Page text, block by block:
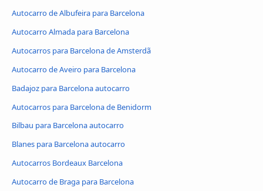
Autocarro de Albufeira para Barcelona
Autocarro Almada para Barcelona
Autocarros para Barcelona de Amsterdã
Autocarro de Aveiro para Barcelona
Badajoz para Barcelona autocarro
Autocarros para Barcelona de Benidorm
Bilbau para Barcelona autocarro
Blanes para Barcelona autocarro
Autocarros Bordeaux Barcelona
Autocarro de Braga para Barcelona